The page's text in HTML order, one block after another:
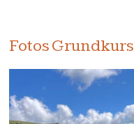
Fotos Grundkurs